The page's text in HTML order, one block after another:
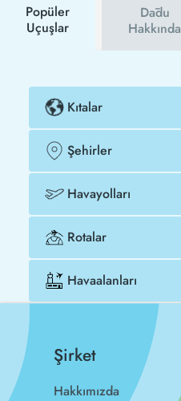
Popüler
Uçuşlar
Dādu
Hakkında
Kıtalar
Şehirler
Havayolları
Rotalar
Havaalanları
Şirket
Hakkımızda